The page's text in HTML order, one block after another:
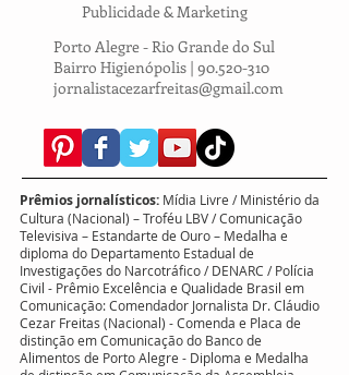
Orgulhosamente criado comWix.com
Publicidade & Marketing
Porto Alegre - Rio Grande do Sul
jornalistacezarfreitas@gmail.com
Prêmios jornalísticos:Mídia Livre / Ministério da
Cultura (Nacional) – Troféu LBV / Comunicação
Televisiva – Estandarte de Ouro – Medalha e
diploma do Departamento Estadual de
Investigações do Narcotráfico / DENARC / Polícia
Civil - Prêmio Excelência e Qualidade Brasil em
Comunicação: Comendador Jornalista Dr. Cláudio
Cezar Freitas (Nacional) - Comenda e Placa de